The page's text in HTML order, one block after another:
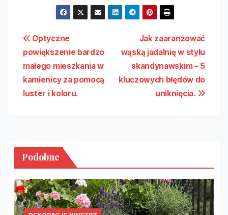
Nawigacja
wpisu
Jak zaaranżować
wąską jadalnię w stylu
skandynawskim – 5
kluczowych błędów do
uniknięcia.
Optyczne
powiększenie bardzo
małego mieszkania w
kamienicy za pomocą
luster i koloru.
Podobne